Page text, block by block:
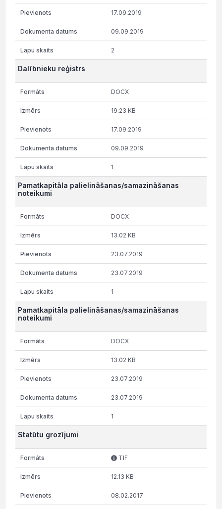
17.09.2019
09.09.2019
2
Dalībnieku reģistrs
DOCX
19.23 KB
17.09.2019
09.09.2019
1
Pamatkapitāla palielināšanas/samazināšanas
noteikumi
DOCX
13.02 KB
23.07.2019
23.07.2019
1
Pamatkapitāla palielināšanas/samazināšanas
noteikumi
DOCX
13.02 KB
23.07.2019
23.07.2019
1
Statūtu grozījumi
TIF
12.13 KB
08.02.2017